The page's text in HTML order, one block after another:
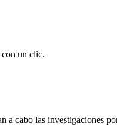
un clic.
a cabo las investigaciones